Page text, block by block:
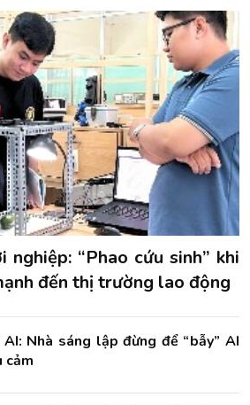
nghiệp: “Phao cứu sinh” khi
đến thị trường lao động
Nhà sáng lập đừng để “bẫy” AI
cảm